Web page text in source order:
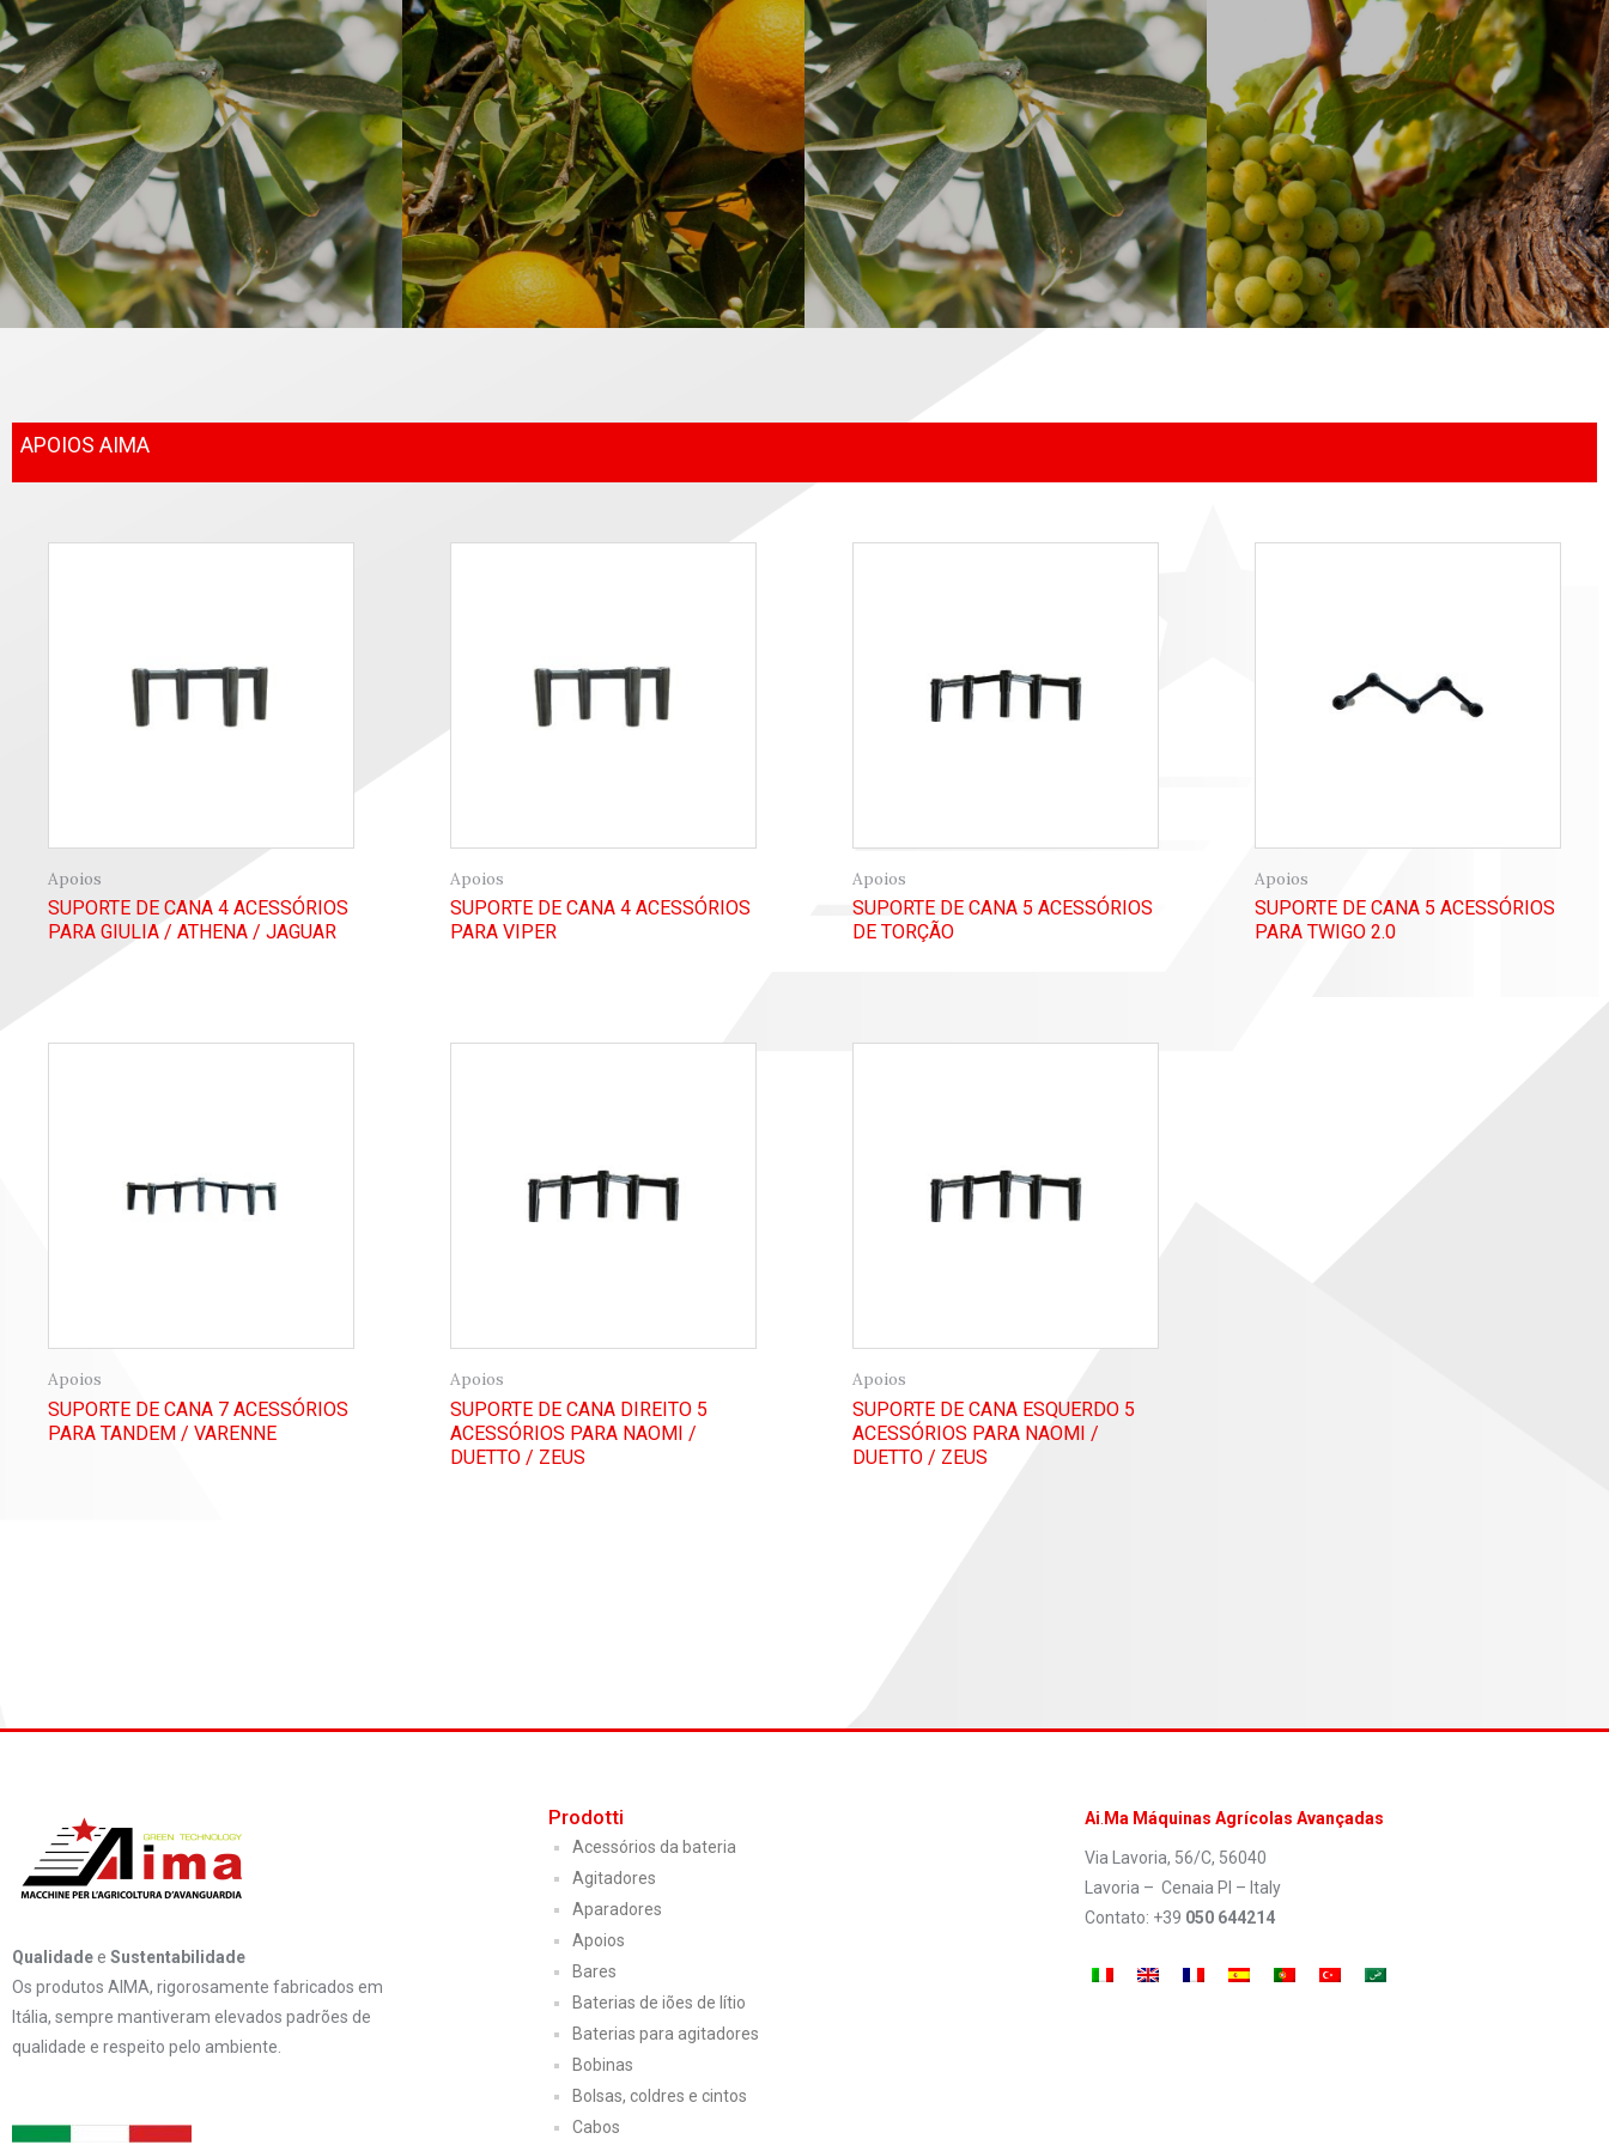
APOIOS AIMA
Apoios
SUPORTE DE CANA 4 ACESSÓRIOS
PARA GIULIA / ATHENA / JAGUAR
Apoios
SUPORTE DE CANA 4 ACESSÓRIOS
PARA VIPER
Apoios
SUPORTE DE CANA 5 ACESSÓRIOS
DE TORÇÃO
Apoios
SUPORTE DE CANA 5 ACESSÓRIOS
PARA TWIGO 2.0
Apoios
SUPORTE DE CANA 7 ACESSÓRIOS
PARA TANDEM / VARENNE
Apoios
SUPORTE DE CANA DIREITO 5
ACESSÓRIOS PARA NAOMI /
DUETTO / ZEUS
Apoios
SUPORTE DE CANA ESQUERDO 5
ACESSÓRIOS PARA NAOMI /
DUETTO / ZEUS
Qualidadee Sustentabilidade
Os produtos AIMA, rigorosamente fabricados em
Itália, sempre mantiveram elevados padrões de
qualidade e respeito pelo ambiente.
Prodotti
Acessórios da bateria
Agitadores
Aparadores
Apoios
Bares
Baterias de iões de lítio
Baterias para agitadores
Bobinas
Bolsas, coldres e cintos
Cabos
Ai Ma Máquinas Agrícolas Avançadas
Via Lavoria, 56/C, 56040
Lavoria – Cenaia PI – Italy
Contato: +39 050 644214